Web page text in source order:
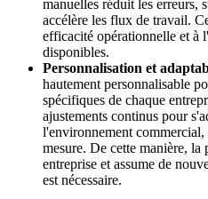
manuelles réduit les erreurs,
accélère les flux de travail.
efficacité opérationnelle et à
disponibles.
Personnalisation et
hautement personnalisable
spécifiques de chaque
ajustements continus pour
l'environnement
mesure. De cette manière,
entreprise et assume de
est nécessaire.